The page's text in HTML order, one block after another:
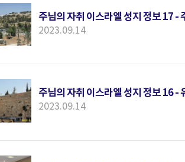
주님의 자취 이스라엘 성지 정보 17 -
2023.09.14
주님의 자취 이스라엘 성지 정보 16 -
2023.09.14